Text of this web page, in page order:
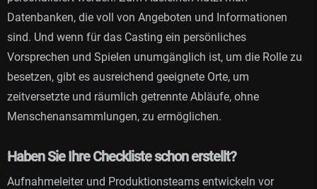
Datenbanken, die voll von Angeboten und Informationen
sind. Und wenn für das Casting ein persönliches
Vorsprechen und Spielen unumgänglich ist, um die Rolle zu
besetzen, gibt es ausreichend geeignete Orte, um
zeitversetzte und räumlich getrennte Abläufe, ohne
Menschenansammlungen, zu ermöglichen.
Haben Sie Ihre Checkliste schon erstellt?
Aufnahmeleiter und Produktionsteams entwickeln vor